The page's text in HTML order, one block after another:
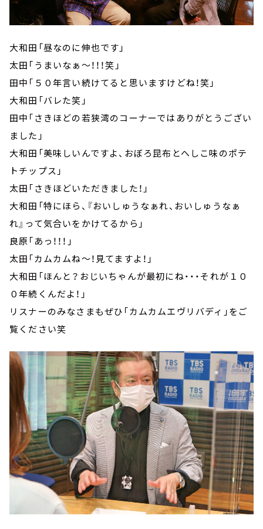
大和田「昼なのに伸也です」
太田「うまいなぁ～！！！笑」
田中「５０年言い続けてると思いますけどね！笑」
大和田「バレた笑」
田中「さきほどの若狭湾のコーナーではありがとうござい
ました」
大和田「美味しいんですよ、おぼろ昆布とへしこ味のポテ
トチップス」
太田「さきほどいただきました！」
大和田「特にほら、『おいしゅうなぁれ、おいしゅうなぁ
れ』って気合いをかけてるから」
良原「あっ！！！」
太田「カムカムね～！見てますよ！」
大和田「ほんと？おじいちゃんが最初にね・・・それが１０
０年続くんだよ！」
リスナーのみなさまもぜひ「カムカムエヴリバディ」をご
覧ください笑